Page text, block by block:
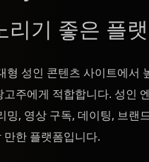
리기 좋은 플
형 성인 콘텐츠 사이트에서
주에게 적합합니다. 성인
밍, 영상 구독, 데이팅, 브랜
한 플랫폼입니다.